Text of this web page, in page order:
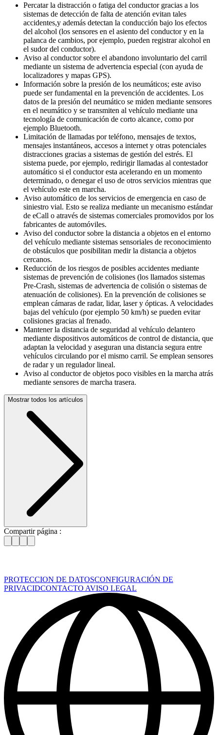
Percatar la distracción o fatiga del conductor gracias a los
sistemas de detección de falta de atención evitan tales
accidentes,y además detectan la conducción bajo los efectos
del alcohol (los sensores en el asiento del conductor y en la
palanca de cambios, por ejemplo, pueden registrar alcohol en
el sudor del conductor).
Aviso al conductor sobre el abandono involuntario del carril
mediante un sistema de advertencia especial (con ayuda de
localizadores y mapas GPS).
Información sobre la presión de los neumáticos; este aviso
puede ser fundamental en la prevención de accidentes. Los
datos de la presión del neumático se miden mediante sensores
en el neumático y se transmiten al vehículo mediante una
tecnología de comunicación de corto alcance, como por
ejemplo Bluetooth.
Limitación de llamadas por teléfono, mensajes de textos,
mensajes instantáneos, accesos a internet y otras potenciales
distracciones gracias a sistemas de gestión del estrés. El
sistema puede, por ejemplo, redirigir llamadas al contestador
automático si el conductor esta acelerando en un momento
determinado, o denegar el uso de otros servicios mientras que
el vehículo este en marcha.
Aviso automático de los servicios de emergencia en caso de
siniestro vial. Esto se realiza mediante un mecanismo estándar
de eCall o através de sistemas comerciales promovidos por los
fabricantes de automóviles.
Aviso del conductor sobre la distancia a objetos en el entorno
del vehículo mediante sistemas sensoriales de reconocimiento
de obstáculos que posibilitan medir la distancia a objetos
cercanos.
Reducción de los riesgos de posibles accidentes mediante
sistemas de prevención de colisiones (los llamados sistemas
Pre-Crash, sistemas de advertencia de colisión o sistemas de
atenuación de colisiones). En la prevención de colisiones se
emplean cámaras de radar, lidar, laser y ópticas. A velocidades
bajas del vehículo (por ejemplo 50 km/h) se pueden evitar
colisiones gracias al frenado.
Mantener la distancia de seguridad al vehículo delantero
mediante dispositivos automáticos de control de distancia, que
adaptan la velocidad y aseguran una distancia segura entre
vehículos circulando por el mismo carril. Se emplean sensores
de radar y un regulador lineal.
Aviso al conductor de objetos poco visibles en la marcha atrás
mediante sensores de marcha trasera.
Mostrar todos los artículos
Compartir página :
PROTECCION DE DATOSCONFIGURACIÓN DE
PRIVACIDCONTACTO AVISO LEGAL